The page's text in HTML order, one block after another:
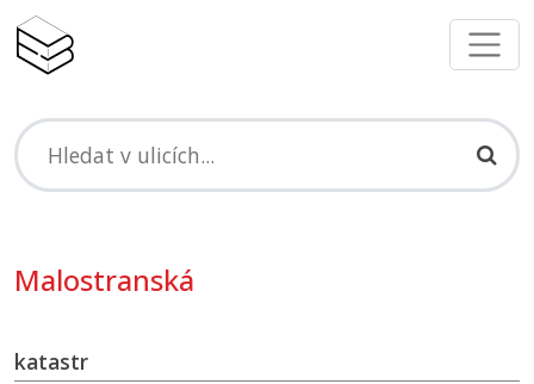
Malostranská
katastr